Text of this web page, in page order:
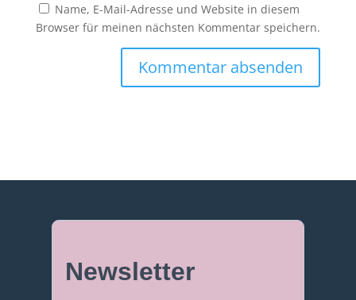
Name, E-Mail-Adresse und Website in diesem
Browser für meinen nächsten Kommentar speichern.